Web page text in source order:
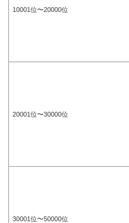
10001位〜20000位
20001位〜30000位
30001位〜50000位